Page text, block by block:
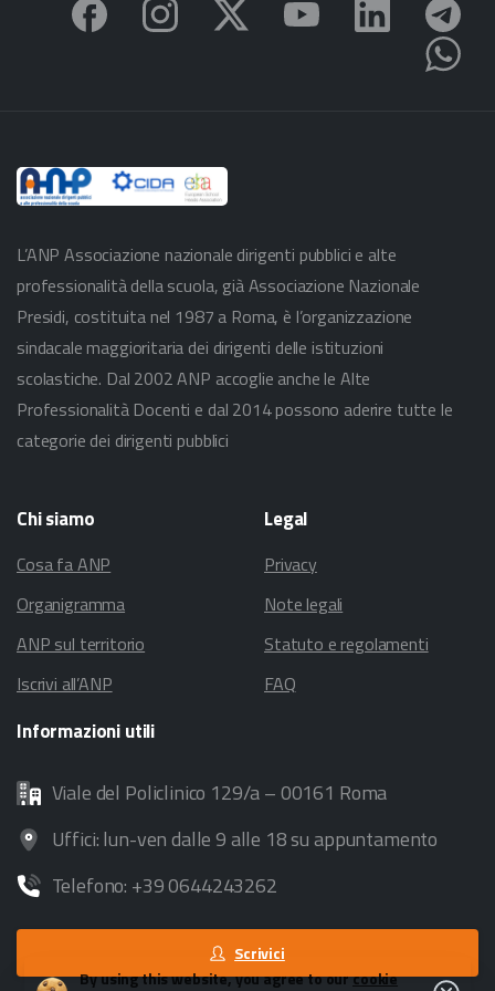
L’ANP Associazione nazionale dirigenti pubblici e alte
professionalità della scuola, già Associazione Nazionale
Presidi, costituita nel 1987 a Roma, è l’organizzazione
sindacale maggioritaria dei dirigenti delle istituzioni
scolastiche. Dal 2002 ANP accoglie anche le Alte
Professionalità Docenti e dal 2014 possono aderire tutte le
categorie dei dirigenti pubblici
Chisiamo
Cosa fa ANP
Organigramma
ANP sul territorio
Iscrivi all’ANP
Legal
Privacy
Note legali
Statuto e regolamenti
FAQ
Informazioniutili
Viale del Policlinico 129/a – 00161 Roma
Uffici: lun-ven dalle 9 alle 18 su appuntamento
Telefono: +39 0644243262
Scrivici
By using this website, you agree to ourcookie